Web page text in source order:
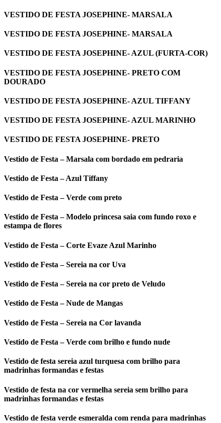
VESTIDO DE FESTA JOSEPHINE- MARSALA
VESTIDO DE FESTA JOSEPHINE- MARSALA
VESTIDO DE FESTA JOSEPHINE- AZUL (FURTA-COR)
VESTIDO DE FESTA JOSEPHINE- PRETO COM
DOURADO
VESTIDO DE FESTA JOSEPHINE- AZUL TIFFANY
VESTIDO DE FESTA JOSEPHINE- AZUL MARINHO
VESTIDO DE FESTA JOSEPHINE- PRETO
Vestido de Festa – Marsala com bordado em pedraria
Vestido de Festa – Azul Tiffany
Vestido de Festa – Verde com preto
Vestido de Festa – Modelo princesa saia com fundo roxo e
estampa de flores
Vestido de Festa – Corte Evaze Azul Marinho
Vestido de Festa – Sereia na cor Uva
Vestido de Festa – Sereia na cor preto de Veludo
Vestido de Festa – Nude de Mangas
Vestido de Festa – Sereia na Cor lavanda
Vestido de Festa – Verde com brilho e fundo nude
Vestido de festa sereia azul turquesa com brilho para
madrinhas formandas e festas
Vestido de festa na cor vermelha sereia sem brilho para
madrinhas formandas e festas
Vestido de festa verde esmeralda com renda para madrinhas